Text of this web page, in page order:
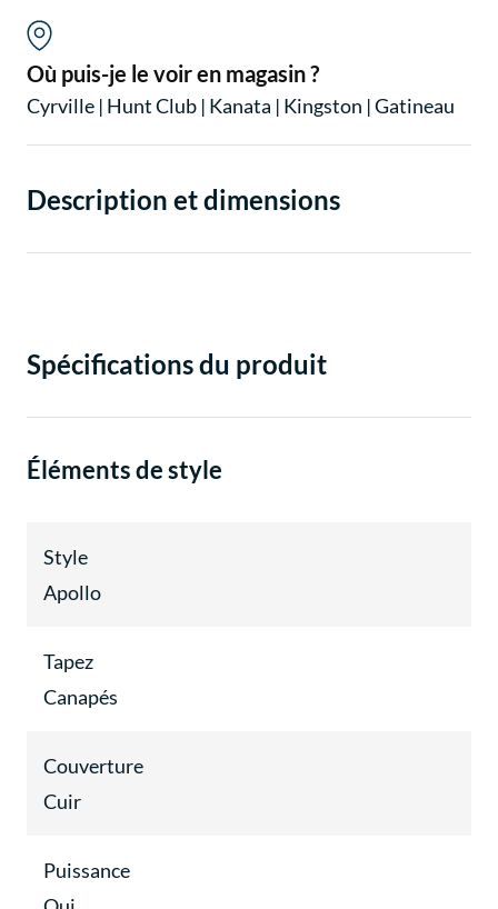
Où puis-je le voir en magasin ?
Cyrville | Hunt Club | Kanata | Kingston |Gatineau
Description et dimensions
Spécifications du produit
Éléments de style
Style
Apollo
Tapez
Canapés
Couverture
Cuir
Puissance